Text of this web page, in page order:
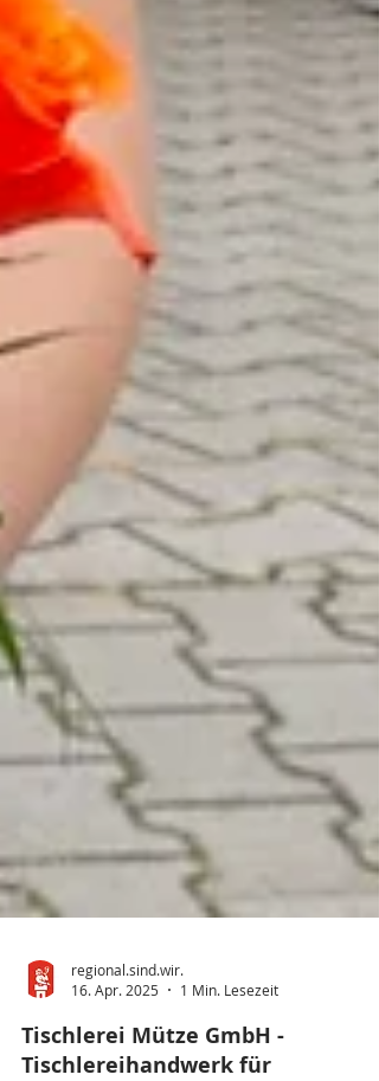
regional.sind.wir.
16. Apr. 2025
1 Min. Lesezeit